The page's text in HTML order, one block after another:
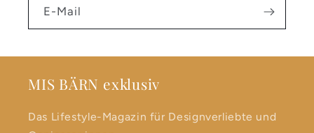
E-Mail
MIS BÄRN exklusiv
Das Lifestyle-Magazin für Designverliebte und